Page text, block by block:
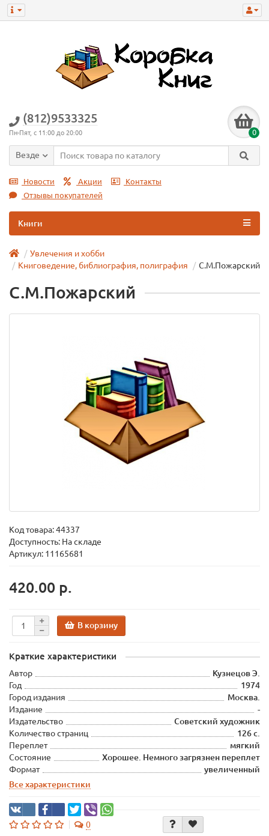
(812)9533325
Пн-Пят, с 11:00 до 20:00 0
Везде
Новости Акции
Контакты
Отзывы покупателей
Книги
Увлечения и хобби
Книговедение, библиография, полиграфия
С.М.Пожарский
С.М.Пожарский
Код товара:44337
Доступность: На складе
Артикул: 11165681
420.00 р.
В корзину
Краткие характеристики
Автор
Кузнецов Э.
Год
1974
Город издания
Москва.
Издание
-
Издательство
Советский художник
Количество страниц
126 с.
Переплет
мягкий
Состояние
Хорошее. Немного загрязнен переплет
Формат
увеличенный
Все характеристики
0